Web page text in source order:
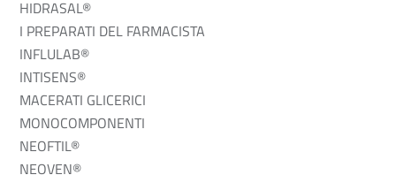
HIDRASAL®
I PREPARATI DEL FARMACISTA
INFLULAB®
INTISENS®
MACERATI GLICERICI
MONOCOMPONENTI
NEOFTIL®
NEOVEN®